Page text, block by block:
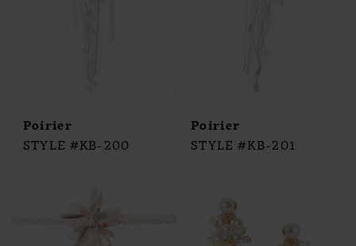
Poirier
STYLE #KB-200
Poirier
STYLE #KB-201